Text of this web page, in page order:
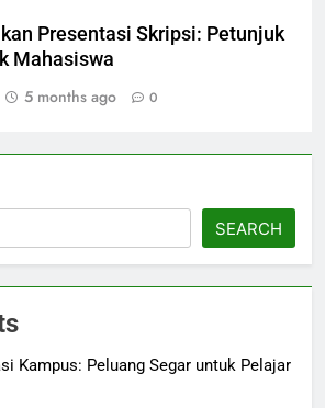
Presentasi Skripsi: Petunjuk
Mahasiswa
5 months ago 0
SEARCH
Kampus: Peluang Segar untuk Pelajar